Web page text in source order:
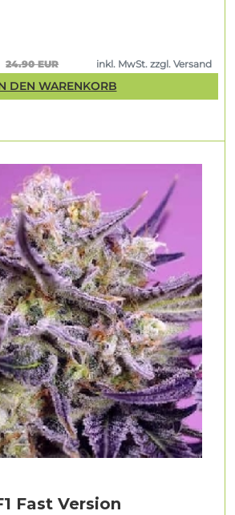
Fast Version
24.90 EUR inkl. MwSt. zzgl. Versand
DEN WARENKORB